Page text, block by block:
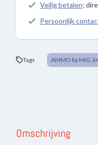
Veilig betalen;
Persoonlijk
Tags AMMO by MIG
Omschrijving